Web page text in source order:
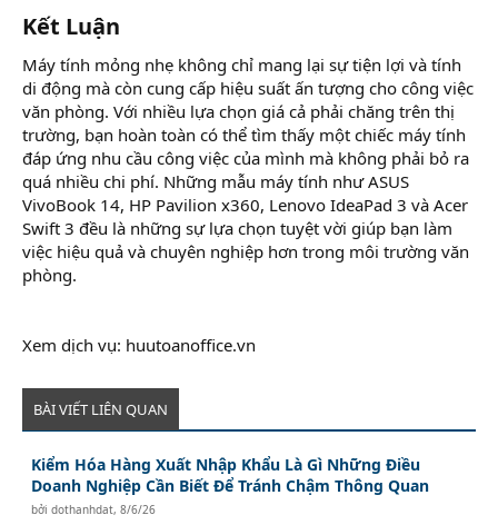
Kết Luận​
Máy tính mỏng nhẹ không chỉ mang lại sự tiện lợi và tính
di động mà còn cung cấp hiệu suất ấn tượng cho công việc
văn phòng. Với nhiều lựa chọn giá cả phải chăng trên thị
trường, bạn hoàn toàn có thể tìm thấy một chiếc máy tính
đáp ứng nhu cầu công việc của mình mà không phải bỏ ra
quá nhiều chi phí. Những mẫu máy tính như ASUS
VivoBook 14, HP Pavilion x360, Lenovo IdeaPad 3 và Acer
Swift 3 đều là những sự lựa chọn tuyệt vời giúp bạn làm
việc hiệu quả và chuyên nghiệp hơn trong môi trường văn
phòng.
Xem dịch vụ: huutoanoffice.vn
BÀI VIẾT LIÊN QUAN
Kiểm Hóa Hàng Xuất Nhập Khẩu Là Gì Những Điều
Doanh Nghiệp Cần Biết Để Tránh Chậm Thông Quan
bởidothanhdat,8/6/26